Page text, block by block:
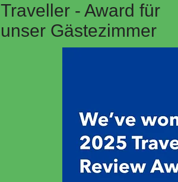
Traveller - Award für
unser Gästezimmer